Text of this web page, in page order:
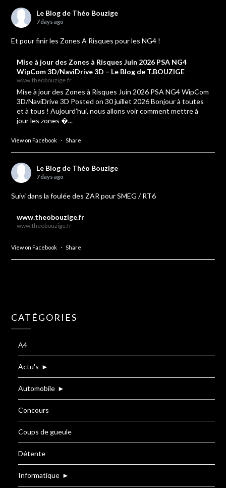
Le Blog de Théo Bouzige
7 days ago
Et pour finir les Zones A Risques pour les NG4 !
Mise à jour des Zones à Risques Juin 2026 PSA NG4
WipCom 3D/NaviDrive 3D – Le Blog de T.BOUZIGE
www.theobouzige.fr
Mise à jour des Zones à Risques Juin 2026 PSA NG4 WipCom
3D/NaviDrive 3D Posted on 30 juillet 2026 Bonjour à toutes
et à tous ! Aujourd’hui, nous allons voir comment mettre à
jour les zones �...
View on Facebook · Share
Le Blog de Théo Bouzige
7 days ago
Suivi dans la foulée des ZAR pour SMEG / RT6
www.theobouzige.fr
www.theobouzige.fr
View on Facebook · Share
CATÉGORIES
A4
Actu's ►
Automobile ►
Concours
Coups de gueule
Détente
Informatique ►